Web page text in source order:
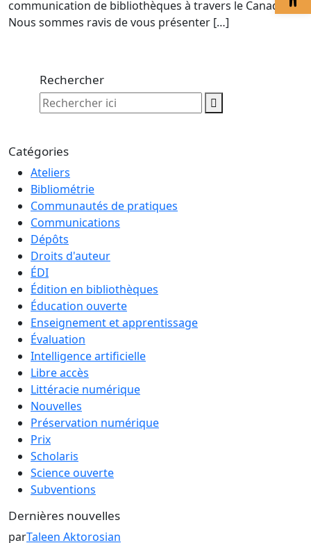
communication de bibliothèques à travers le Canada ?
Nous sommes ravis de vous présenter […]
Rechercher
Rechercher ici
Catégories
Ateliers
Bibliométrie
Communautés de pratiques
Communications
Dépôts
Droits d'auteur
ÉDI
Édition en bibliothèques
Éducation ouverte
Enseignement et apprentissage
Évaluation
Intelligence artificielle
Libre accès
Littéracie numérique
Nouvelles
Préservation numérique
Prix
Scholaris
Science ouverte
Subventions
Dernières nouvelles
parTaleen Aktorosian